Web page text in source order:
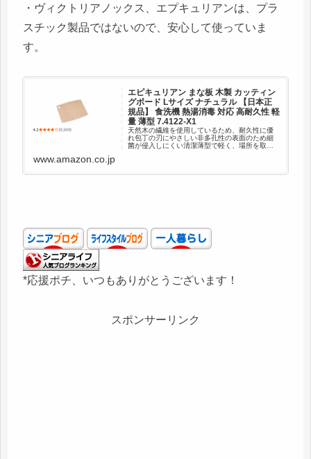
・ヴィクトリアノックス、エプキュリアンは、プラ
スチック製品ではないので、安心して使っていま
す。
エピキュリアン まな板 木製 カッティン
グボード Lサイズ ナチュラル 【日本正
規品】 食洗機 熱湯消毒 対応 高耐久性 軽
量 薄型 7.4122-X1
天然木の繊維を使用しているため、耐久性に優
れ包丁の刃にやさしい非多孔性の表面のため細
菌が侵入しにくい清潔薄型で軽く、場所を取ら
www.amazon.co.jp
*応援ポチ、いつもありがとうございます！
スポンサーリンク